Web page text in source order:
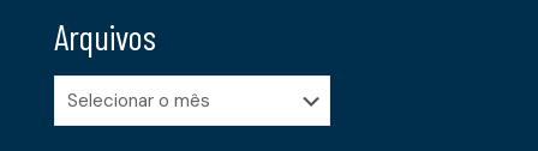
Arquivos
Arquivos